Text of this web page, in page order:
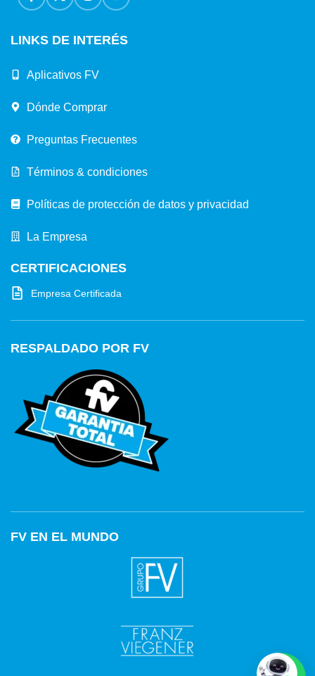
LINKS DE INTERÉS
Aplicativos FV
Dónde Comprar
Preguntas Frecuentes
Términos & condiciones
Políticas de protección de datos y privacidad
La Empresa
CERTIFICACIONES
Empresa Certificada
RESPALDADO POR FV
FV EN EL MUNDO